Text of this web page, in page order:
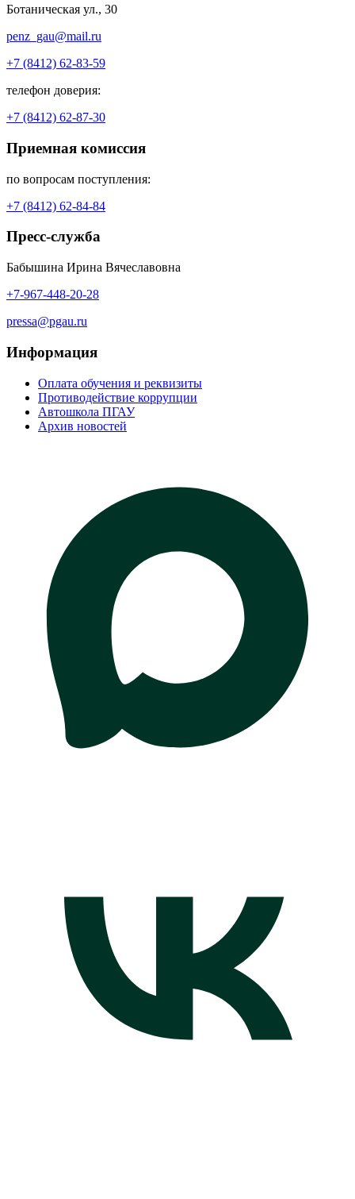
Ботаническая ул., 30
penz_gau@mail.ru
+7 (8412) 62-83-59
телефон доверия:
+7 (8412) 62-87-30
Приемная комиссия
по вопросам поступления:
+7 (8412) 62-84-84
Пресс-служба
Бабышина Ирина Вячеславовна
+7-967-448-20-28
pressa@pgau.ru
Информация
Оплата обучения и реквизиты
Противодействие коррупции
Автошкола ПГАУ
Архив новостей